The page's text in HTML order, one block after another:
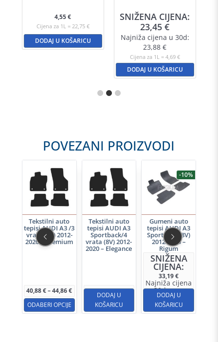
4,55€
Cijena za 1L = 22,75 €
DODAJ U KOŠARICU
SNIŽENA CIJENA:
23,45€
Najniža cijena u 30d:
23,88€
Cijena za 1L = 4,69 €
DODAJ U KOŠARICU
POVEZANI PROIZVODI
Tekstilni auto
tepisi AUDI A3 /3
vrata (8V) 2012-
2020 – Premium
40,88€–44,86€Raspon
cijena:
40,88 €
ODABERI OPCIJE
više
varijanti.
Tekstilni auto
tepisi AUDI A3
Sportback/4
vrata (8V) 2012-
2020 – Elegance
34,90€
DODAJ U
KOŠARICU
-10%
Gumeni auto
tepisi AUDI A3
Sportback (8V)
2012-2020 –
Rigum
SNIŽENA
CIJENA:
33,19€
Najniža cijena
u 30d:31,03€
DODAJ U
KOŠARICU